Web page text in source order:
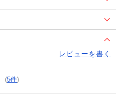
レビューを書く
(5件)